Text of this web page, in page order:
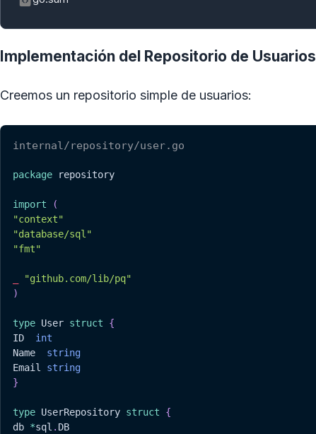
Implementación del Repositorio de Usuarios
Creemos un repositorio simple de usuarios:
internal/repository/user.go
package repository
import
(
"context"
"database/sql"
"fmt"
"github.com/lib/pq"
)
type User struct
{
int
Name string
Email string
}
type UserRepository struct
{
db *sql .